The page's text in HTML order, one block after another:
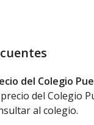
del Colegio
del Colegio
al colegio.